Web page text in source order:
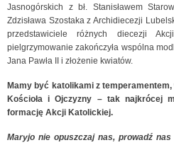
Jasnogórskich z bł. Stanisławem
Zdzisława Szostaka z Archidiecezji
przedstawiciele różnych diecezji
pielgrzymowanie zakończyła wspólna
Jana Pawła II i złożenie kwiatów.
Mamy być katolikami z temperamentem,
Kościoła i Ojczyzny – tak najkrócej
formację Akcji Katolickiej.
Maryjo nie opuszczaj nas,prowadź nas